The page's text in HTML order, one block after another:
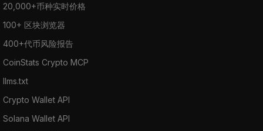
20,000+币种实时价格
100+ 区块浏览器
400+代币风险报告
CoinStats Crypto MCP
llms.txt
Crypto Wallet API
Solana Wallet API